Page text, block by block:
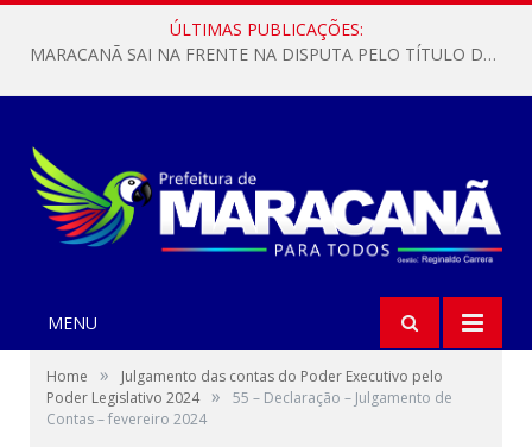
ÚLTIMAS PUBLICAÇÕES:
MARACANÃ SAI NA FRENTE NA DISPUTA PELO TÍTULO DA COPA PARÁ SUB-17!
MENU
Home »
Julgamento das contas do Poder Executivo pelo
Poder Legislativo 2024 »
55 – Declaração – Julgamento de
Contas – fevereiro 2024